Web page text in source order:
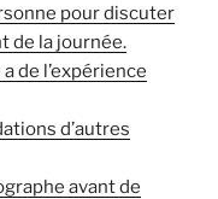
pour discuter
de la journée.
de l’expérience
d’autres
avant de